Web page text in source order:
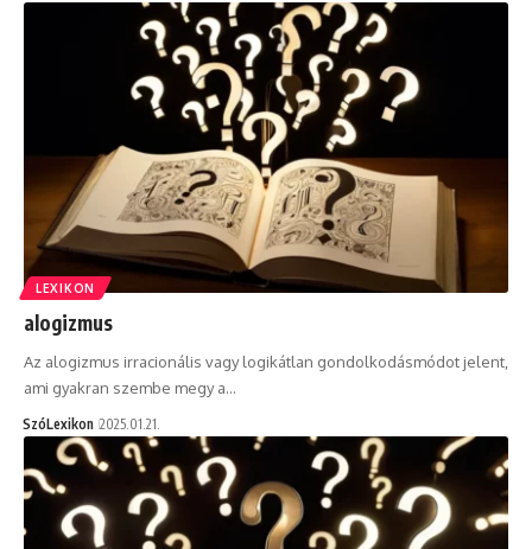
LEXIKON
alogizmus
Az alogizmus irracionális vagy logikátlan gondolkodásmódot jelent,
ami gyakran szembe megy a…
SzóLexikon 2025.01.21.